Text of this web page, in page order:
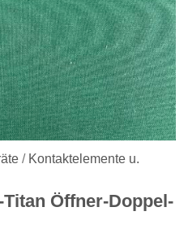
/ Kontaktelemente u.
Öffner-Doppel-